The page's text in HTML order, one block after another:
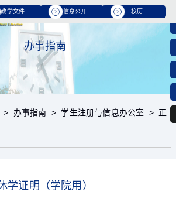
教学文件 信息公开 校历
办事指南
> 办事指南 >学生注册与信息办公室 > 正
学证明（学院用）